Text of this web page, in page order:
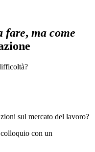
fare, ma come
sul mercato del lavoro?
con un